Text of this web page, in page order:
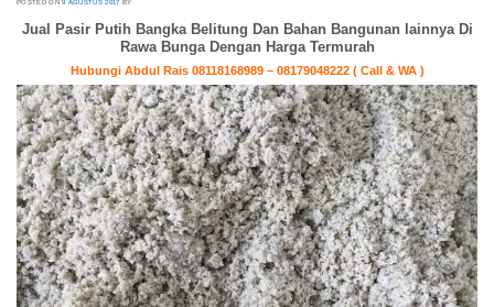
POSTED ON9 AGUSTUS 2017 BY
Jual Pasir Putih Bangka Belitung Dan Bahan Bangunan lainnya Di
Rawa Bunga Dengan Harga Termurah
Hubungi Abdul Rais 08118168989 – 08179048222 ( Call & WA )